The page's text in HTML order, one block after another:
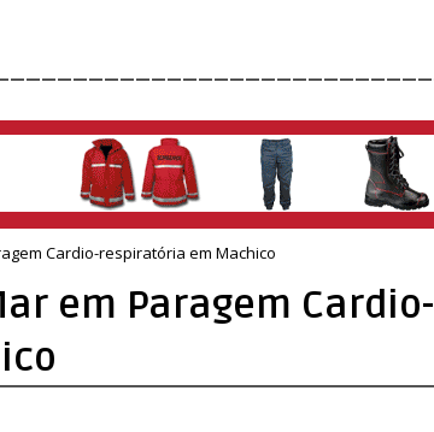
Cardio-respiratória em Machico
em Paragem Cardio-